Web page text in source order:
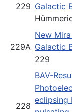
229 Galactic
229A
New
Galactic
229
228
BAV-
eclipsing